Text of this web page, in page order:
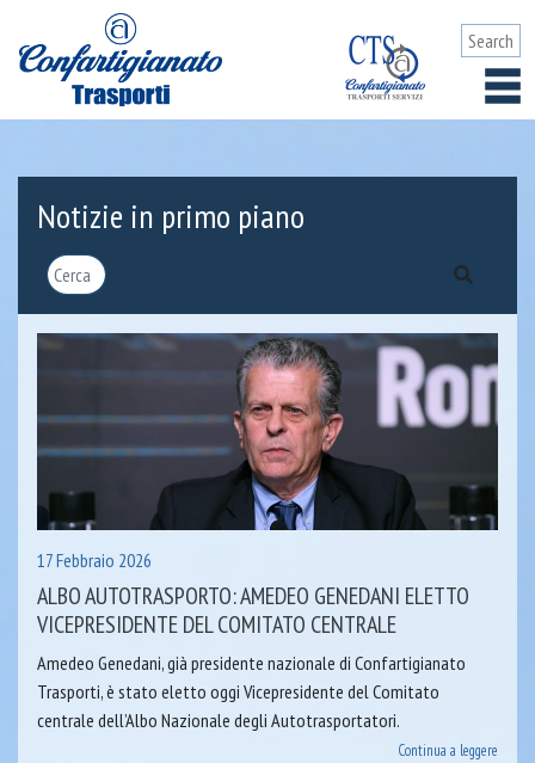
Notizie in primo piano
17 Febbraio 2026
ALBO AUTOTRASPORTO: AMEDEO GENEDANI ELETTO
VICEPRESIDENTE DEL COMITATO CENTRALE
Amedeo Genedani, già presidente nazionale di Confartigianato
Trasporti, è stato eletto oggi Vicepresidente del Comitato
centrale dell’Albo Nazionale degli Autotrasportatori.
Continua a leggere